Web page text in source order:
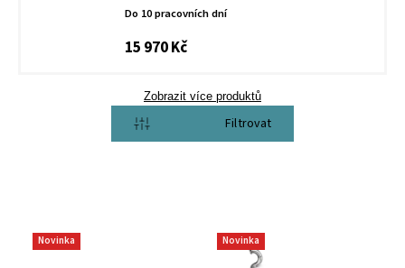
Do 10 pracovních dní
15 970 Kč
Zobrazit více produktů
Otevřít filtr
Novinka Novinka